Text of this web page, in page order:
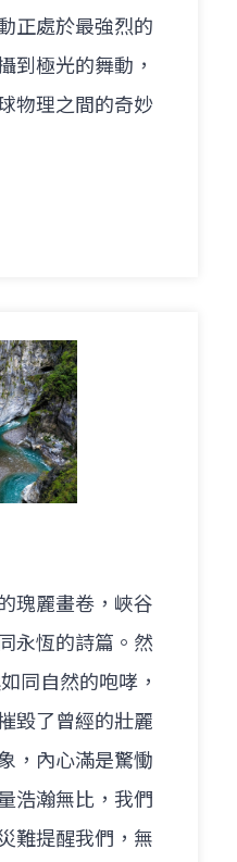
正處於最強烈的
到極光的舞動，
物理之間的奇妙
瑰麗畫卷，峽谷
永恆的詩篇。然
同自然的咆哮，
毀了曾經的壯麗
，內心滿是驚慟
浩瀚無比，我們
難提醒我們，無